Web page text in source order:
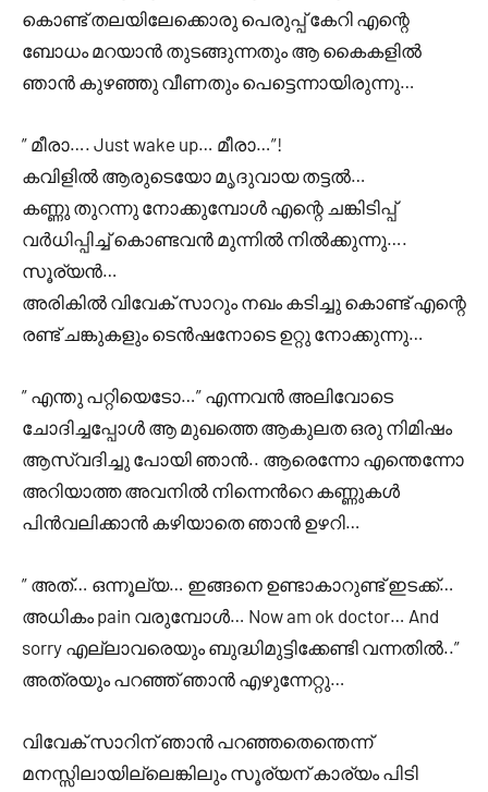
കൊണ്ട് തലയിലേക്കൊരു പെരുപ്പ് കേറി എന്റെ
ബോധം മറയാൻ തുടങ്ങുന്നതും ആ കൈകളിൽ
ഞാൻ കുഴഞ്ഞു വീണതും പെട്ടെന്നായിരുന്നു…
” മീരാ…. Just wake up… മീരാ…”!
കവിളിൽ ആരുടെയോ മൃദുവായ തട്ടൽ…
കണ്ണു തുറന്നു നോക്കുമ്പോൾ എന്റെ ചങ്കിടിപ്പ്
വർധിപ്പിച്ച് കൊണ്ടവൻ മുന്നിൽ നിൽക്കുന്നു….
സൂര്യൻ…
അരികിൽ വിവേക് സാറും നഖം കടിച്ചു കൊണ്ട് എന്റെ
രണ്ട് ചങ്കുകളും ടെൻഷനോടെ ഉറ്റു നോക്കുന്നു…
” എന്തു പറ്റിയെടോ…” എന്നവൻ അലിവോടെ
ചോദിച്ചപ്പോൾ ആ മുഖത്തെ ആകുലത ഒരു നിമിഷം
ആസ്വദിച്ചു പോയി ഞാൻ.. ആരെന്നോ എന്തെന്നോ
അറിയാത്ത അവനിൽ നിന്നെന്‍റെ കണ്ണുകൾ
പിൻവലിക്കാൻ കഴിയാതെ ഞാൻ ഉഴറി…
” അത്… ഒന്നൂല്യ… ഇങ്ങനെ ഉണ്ടാകാറുണ്ട് ഇടക്ക്…
അധികം pain വരുമ്പോൾ… Now am ok doctor… And
sorry എല്ലാവരെയും ബുദ്ധിമുട്ടിക്കേണ്ടി വന്നതിൽ..”
അത്രയും പറഞ്ഞ് ഞാൻ എഴുന്നേറ്റു…
വിവേക്‌ സാറിന് ഞാൻ പറഞ്ഞതെന്തെന്ന്
മനസ്സിലായില്ലെങ്കിലും സൂര്യന് കാര്യം പിടി